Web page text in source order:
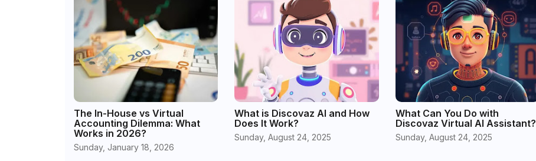
The In-House vs Virtual
Accounting Dilemma: What
Works in 2026?
Sunday, January 18, 2026
What is Discovaz AI and How
Does It Work?
Sunday, August 24, 2025
What Can You Do with
Discovaz Virtual AI Assistant?
Sunday, August 24, 2025